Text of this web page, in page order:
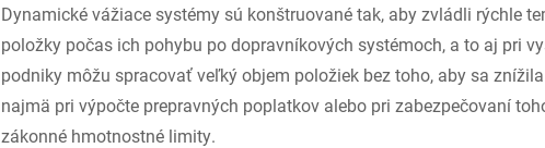
Dynamické vážiace systémy sú konštruované tak, aby zvládli rýchle
položky počas ich pohybu po dopravníkových systémoch, a to aj pri
podniky môžu spracovať veľký objem položiek bez toho, aby sa
najmä pri výpočte prepravných poplatkov alebo pri zabezpečovaní
zákonné hmotnostné limity.